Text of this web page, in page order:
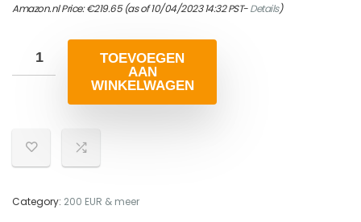
Amazon.nl Price:€219.65(as of 10/04/2023 14:32 PST-Details)
TOEVOEGEN
AAN
WINKELWAGEN
Category: 200 EUR & meer